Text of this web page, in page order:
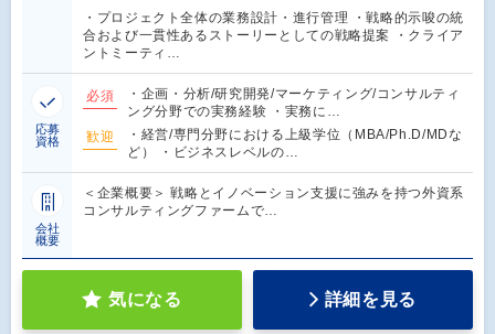
・プロジェクト全体の業務設計・進行管理 ・戦略的示唆の統
合および一貫性あるストーリーとしての戦略提案 ・クライア
ントミーティ…
応募
資格
必須
・企画・分析/研究開発/マーケティング/コンサルティ
ング分野での実務経験 ・実務に…
歓迎
・経営/専門分野における上級学位（MBA/Ph.D/MDな
ど） ・ビジネスレベルの…
会社
概要
＜企業概要＞ 戦略とイノベーション支援に強みを持つ外資系
コンサルティングファームで…
気になる 詳細を見る